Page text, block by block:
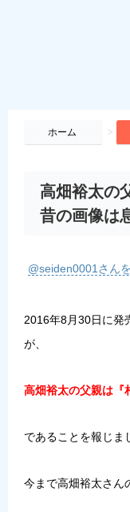
ホーム >
高畑裕太の
昔の画像は
@seiden0001さん
2016年8月30日に発
が、
高畑裕太の父親は『
であることを報じま
今まで高畑裕太さん